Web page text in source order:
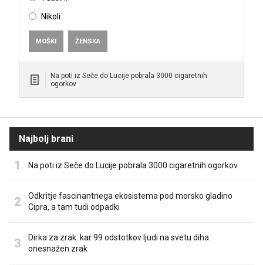
Nikoli.
MOŠKI ŽENSKA
Na poti iz Seče do Lucije pobrala 3000 cigaretnih
ogorkov
Najbolj brani
Na poti iz Seče do Lucije pobrala 3000 cigaretnih ogorkov
Odkritje fascinantnega ekosistema pod morsko gladino
Cipra, a tam tudi odpadki
Dirka za zrak: kar 99 odstotkov ljudi na svetu diha
onesnažen zrak